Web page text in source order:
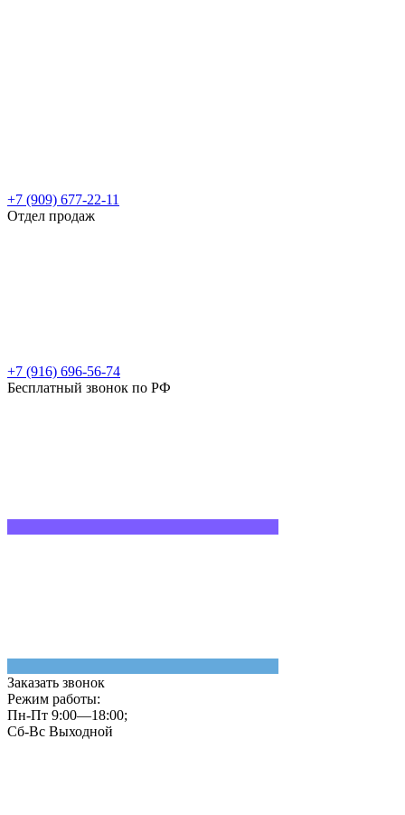
+7 (909) 677-22-11
Отдел продаж
+7 (916) 696-56-74
Бесплатный звонок по РФ
Заказать звонок
Режим работы:
Пн-Пт 9:00—18:00;
Сб-Вс Выходной